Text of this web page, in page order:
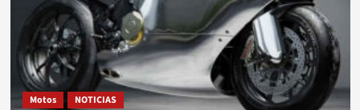
Motos NOTICIAS